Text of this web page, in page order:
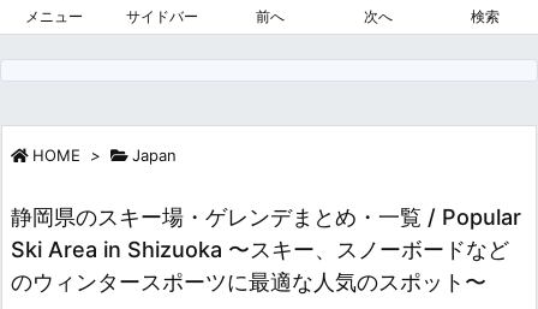
メニュー サイドバー 前へ 次へ 検索
HOME > Japan
静岡県のスキー場・ゲレンデまとめ・一覧 / Popular
Ski Area in Shizuoka 〜スキー、スノーボードなど
のウィンタースポーツに最適な人気のスポット〜